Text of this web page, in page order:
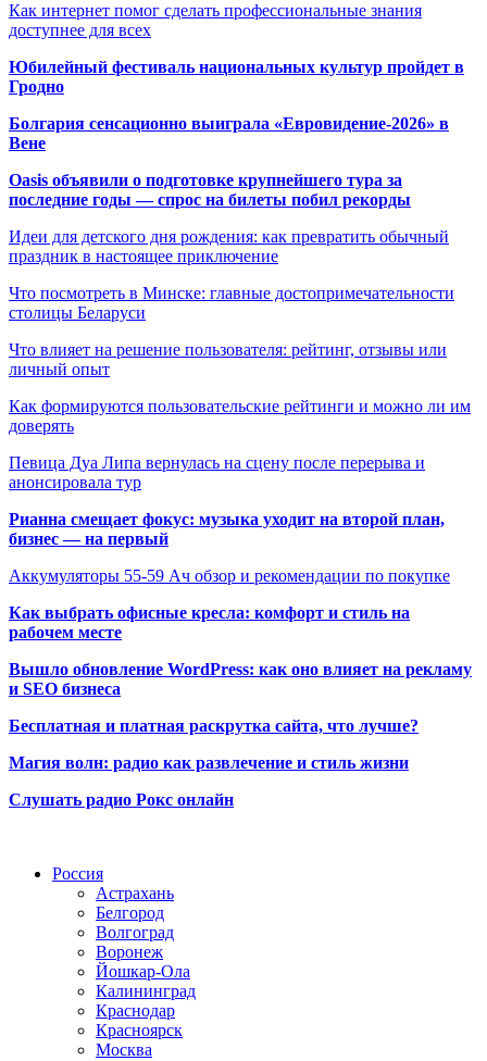
Как интернет помог сделать профессиональные знания
доступнее для всех
Юбилейный фестиваль национальных культур пройдет в
Гродно
Болгария сенсационно выиграла «Евровидение-2026» в
Вене
Oasis объявили о подготовке крупнейшего тура за
последние годы — спрос на билеты побил рекорды
Идеи для детского дня рождения: как превратить обычный
праздник в настоящее приключение
Что посмотреть в Минске: главные достопримечательности
столицы Беларуси
Что влияет на решение пользователя: рейтинг, отзывы или
личный опыт
Как формируются пользовательские рейтинги и можно ли им
доверять
Певица Дуа Липа вернулась на сцену после перерыва и
анонсировала тур
Рианна смещает фокус: музыка уходит на второй план,
бизнес — на первый
Аккумуляторы 55-59 Ач обзор и рекомендации по покупке
Как выбрать офисные кресла: комфорт и стиль на
рабочем месте
Вышло обновление WordPress: как оно влияет на рекламу
и SEO бизнеса
Бесплатная и платная раскрутка сайта, что лучше?
Магия волн: радио как развлечение и стиль жизни
Слушать радио Рокс онлайн
Россия
Астрахань
Белгород
Волгоград
Воронеж
Йошкар-Ола
Калининград
Краснодар
Красноярск
Москва